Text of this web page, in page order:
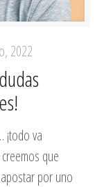
2022
¡todo va
que
por uno